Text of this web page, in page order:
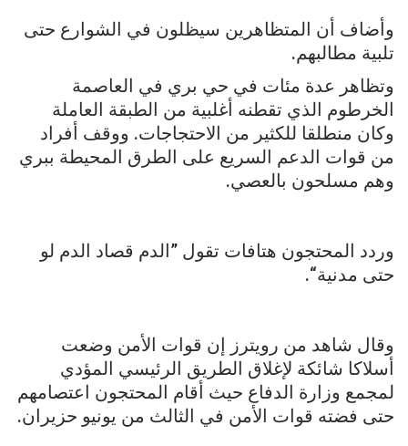
وأضاف أن المتظاهرين سيظلون في الشوارع حتى
تلبية مطالبهم.
وتظاهر عدة مئات في حي بري في العاصمة
الخرطوم الذي تقطنه أغلبية من الطبقة العاملة
وكان منطلقا للكثير من الاحتجاجات. ووقف أفراد
من قوات الدعم السريع على الطرق المحيطة ببري
وهم مسلحون بالعصي.
وردد المحتجون هتافات تقول ”الدم قصاد الدم لو
حتى مدنية“.
وقال شاهد من رويترز إن قوات الأمن وضعت
أسلاكا شائكة لإغلاق الطريق الرئيسي المؤدي
لمجمع وزارة الدفاع حيث أقام المحتجون اعتصامهم
حتى فضته قوات الأمن في الثالث من يونيو حزيران.